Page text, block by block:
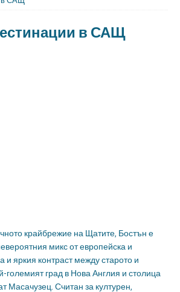
в САЩ
крайбрежие на Щатите, Бостън е
микс от европейска и
и яркия контраст между старото и
големият град в Нова Англия и столица
Масачузец. Считан за културен,